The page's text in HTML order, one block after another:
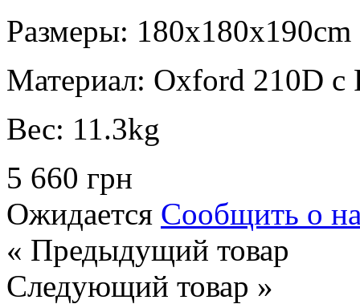
Размеры: 180х180х190cm
Материал: Oxford 210D с
Вес: 11.3kg
5 660 грн
Ожидается Сообщить о
« Предыдущий товар
Следующий товар »